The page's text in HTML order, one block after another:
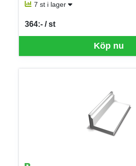
7 st i lager
Köp nu
364:- / st
SEK per ST